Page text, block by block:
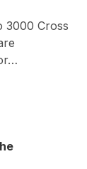
3000 Cross